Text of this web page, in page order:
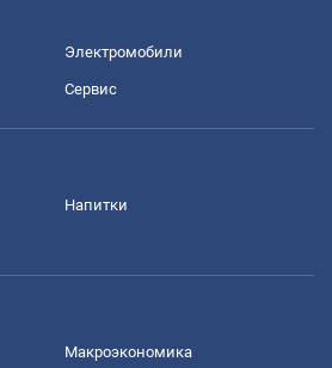
Электромобили
Сервис
Напитки
Mакроэкономика